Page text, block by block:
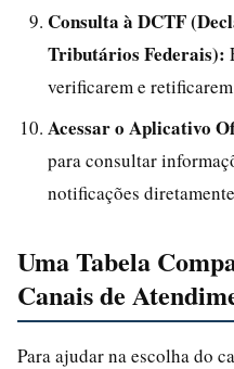
Consulta à DCTF
Tributários Federais):
verificarem e
Acessar o Aplicativo
para consultar
notificações
Uma Tabela
Canais de
Para ajudar na escolha do